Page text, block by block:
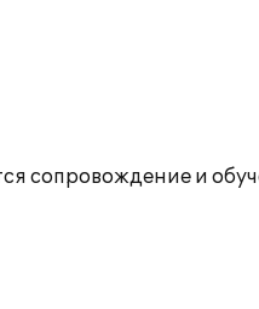
сопровождение и